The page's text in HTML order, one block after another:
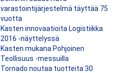
varastointijärjestelmä täyttää 75
vuotta
Kasten innovaatioita Logistiikka
2016 -näyttelyssä
Kasten mukana Pohjoinen
Teollisuus -messuilla
Tornado noutaa tuotteita 30